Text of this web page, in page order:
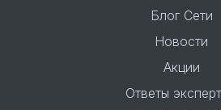
Блог Сети
Новости
Акции
Ответы